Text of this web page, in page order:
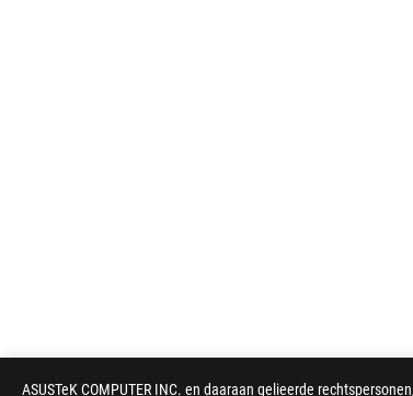
ASUSTeK COMPUTER INC. en daaraan gelieerde